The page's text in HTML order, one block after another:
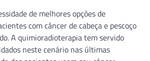
de melhores opções de
com câncer de cabeça e pescoço
A quimioradioterapia tem servido
neste cenário nas últimas